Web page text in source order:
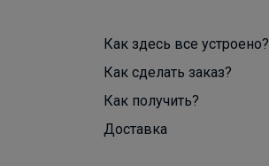
Как здесь все устроено?
Как сделать заказ?
Как получить?
Доставка